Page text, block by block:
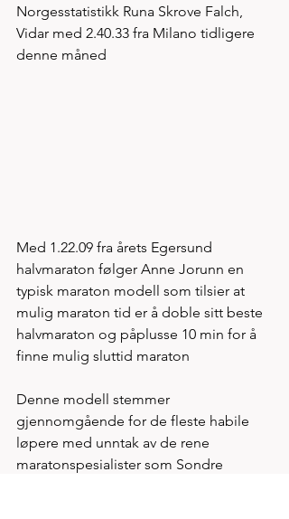
Norgesstatistikk Runa Skrove Falch,
Vidar med 2.40.33 fra Milano tidligere
denne måned
Med 1.22.09 fra årets Egersund
halvmaraton følger Anne Jorunn en
typisk maraton modell som tilsier at
mulig maraton tid er å doble sitt beste
halvmaraton og påplusse 10 min for å
finne mulig sluttid maraton
Denne modell stemmer
gjennomgående for de fleste habile
løpere med unntak av de rene
maratonspesialister som Sondre